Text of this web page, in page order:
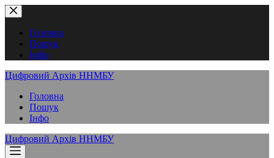
Перейти
до
вмістуГоловна
Пошук
Інфо
Цифровий Архів ННМБУ
Головна
Пошук
Інфо
Цифровий Архів ННМБУ